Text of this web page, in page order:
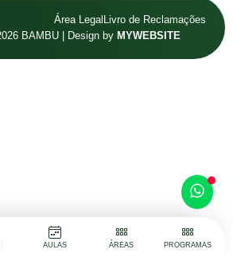
AULAS ÁREAS PROGRAMAS
BAMBU | Design by MYWEBSITE
Livro de Reclamações
Área Legal